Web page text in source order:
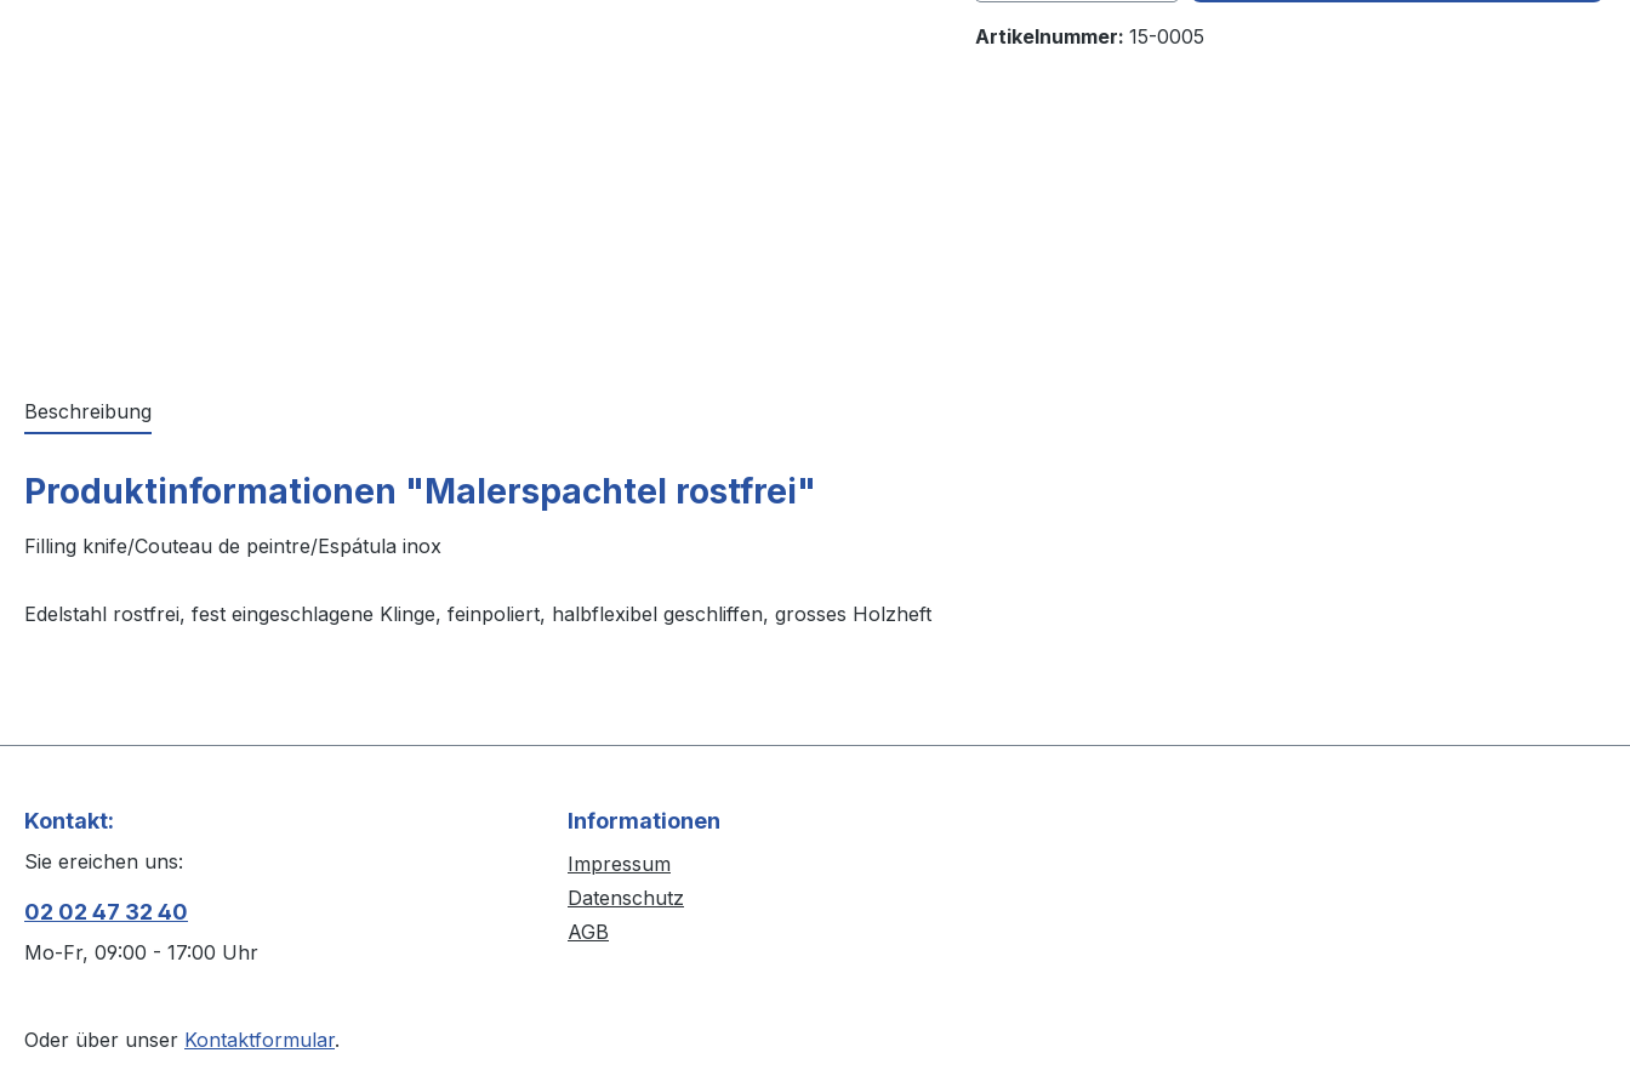
Artikelnummer: 15-0005
Beschreibung
Produktinformationen "Malerspachtel rostfrei"
Filling knife/Couteau de peintre/Espátula inox
Edelstahl rostfrei, fest eingeschlagene Klinge, feinpoliert, halbflexibel geschliffen, grosses Holzheft
Kontakt:
Sie ereichen uns:
02 02 47 32 40
Mo-Fr, 09:00 - 17:00 Uhr
Oder über unser Kontaktformular.
Informationen
Impressum
Datenschutz
AGB